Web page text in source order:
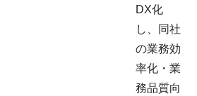
DX化
し、同社
の業務効
率化・業
務品質向